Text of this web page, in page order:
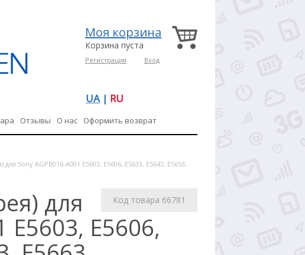
Моя корзина
Корзина пуста
Регистрация Вход
UA | RU
Отзывы О нас Оформить возврат
Sony AGPB016-A001 E5603, E5606, E5633, E5643, E5653,
Код товара 66781
для
E5603, E5606,